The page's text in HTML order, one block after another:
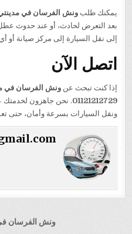
يمكنك طلبونش الفرسان في
بعد التعرض لحادث، أو عند حدوث عطل
إلى نقل السيارة إلى مركز صيانة أو
اتصل الآن
إذا كنت تبحث عنونش الفرسان في
01121212729
ونقل السيارات بسرعة وأمان، حتى
ونش الفرسان